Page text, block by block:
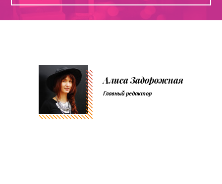
Алиса Задорожная
Главный редактор